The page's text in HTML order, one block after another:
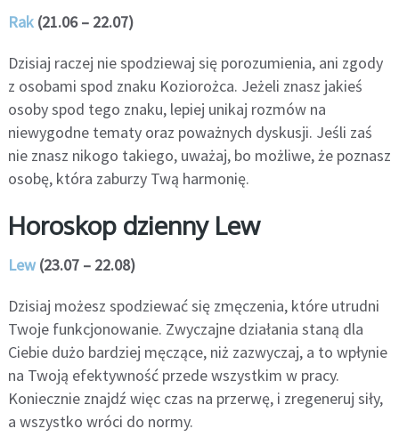
Rak(21.06 – 22.07)
Dzisiaj raczej nie spodziewaj się porozumienia, ani zgody
z osobami spod znaku Koziorożca. Jeżeli znasz jakieś
osoby spod tego znaku, lepiej unikaj rozmów na
niewygodne tematy oraz poważnych dyskusji. Jeśli zaś
nie znasz nikogo takiego, uważaj, bo możliwe, że poznasz
osobę, która zaburzy Twą harmonię.
Horoskop dzienny Lew
Lew(23.07 – 22.08)
Dzisiaj możesz spodziewać się zmęczenia, które utrudni
Twoje funkcjonowanie. Zwyczajne działania staną dla
Ciebie dużo bardziej męczące, niż zazwyczaj, a to wpłynie
na Twoją efektywność przede wszystkim w pracy.
Koniecznie znajdź więc czas na przerwę, i zregeneruj siły,
a wszystko wróci do normy.